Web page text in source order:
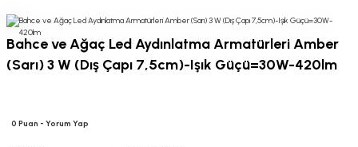
Bahce ve Ağaç Led Aydınlatma Armatürleri Amber
(Sarı) 3 W (Dış Çapı 7,5cm)-Işık Güçü=30W-420lm
0 Puan - Yorum Yap